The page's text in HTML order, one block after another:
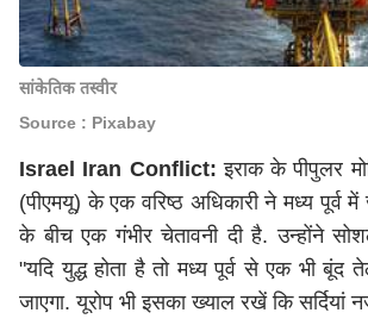
सांकेतिक तस्वीर
Source : Pixabay
Israel Iran Conflict: इराक के पीपुलर
(पीएमयू) के एक वरिष्ठ अधिकारी ने मध्य पूर्व
के बीच एक गंभीर चेतावनी दी है. उन्होंने
"यदि युद्ध होता है तो मध्य पूर्व से एक भी बूंद
जाएगा. यूरोप भी इसका ख्याल रखें कि सर्दियां